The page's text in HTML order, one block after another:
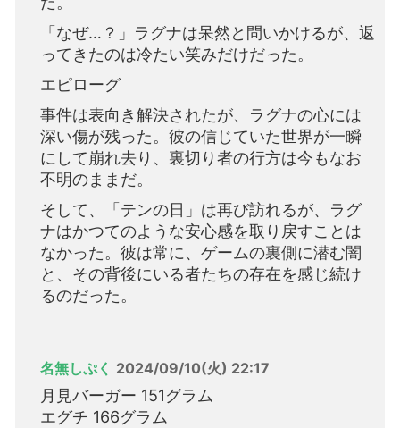
「なぜ…？」ラグナは呆然と問いかけるが、返
ってきたのは冷たい笑みだけだった。
エピローグ
事件は表向き解決されたが、ラグナの心には
深い傷が残った。彼の信じていた世界が一瞬
にして崩れ去り、裏切り者の行方は今もなお
不明のままだ。
そして、「テンの日」は再び訪れるが、ラグ
ナはかつてのような安心感を取り戻すことは
なかった。彼は常に、ゲームの裏側に潜む闇
と、その背後にいる者たちの存在を感じ続け
るのだった。
名無しぷく 2024/09/10(火) 22:17
月見バーガー 151グラム
エグチ 166グラム